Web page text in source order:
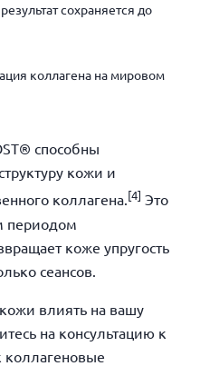
сохраняется до
коллагена на мировом
способны
кожи и
коллагена. [4] Это
периодом
коже упругость
сеансов.
влиять на вашу
на консультацию к
коллагеновые